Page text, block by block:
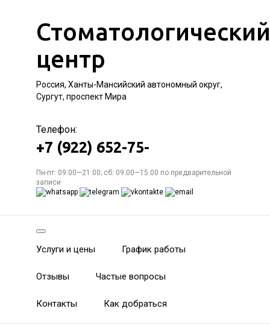
Стоматологический
центр
Россия, Ханты-Мансийский автономный округ,
Сургут, проспект Мира
Телефон:
+7 (922) 652-75-
Пн-пт: 09:00—21:00; сб: 09:00—15:00 по предварительной
записи
Услуги и цены График работы
Отзывы Частые вопросы
Контакты Как добраться